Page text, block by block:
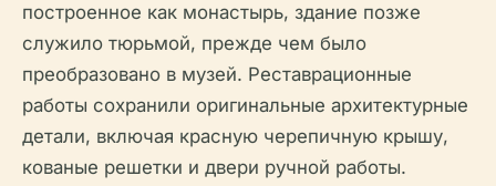
построенное как монастырь, здание позже
служило тюрьмой, прежде чем было
преобразовано в музей. Реставрационные
работы сохранили оригинальные архитектурные
детали, включая красную черепичную крышу,
кованые решетки и двери ручной работы.